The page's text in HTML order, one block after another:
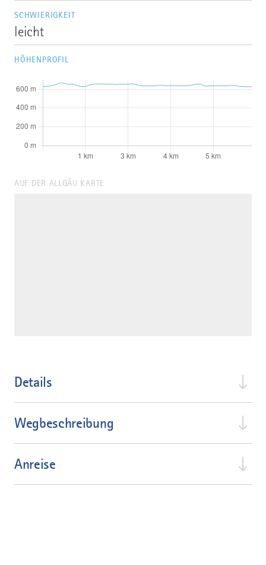
SCHWIERIGKEIT
leicht
HÖHENPROFIL
AUF DER ALLGÄU KARTE
Details
Wegbeschreibung
Anreise